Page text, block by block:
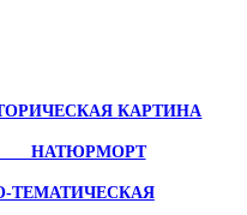
КАРТИНА